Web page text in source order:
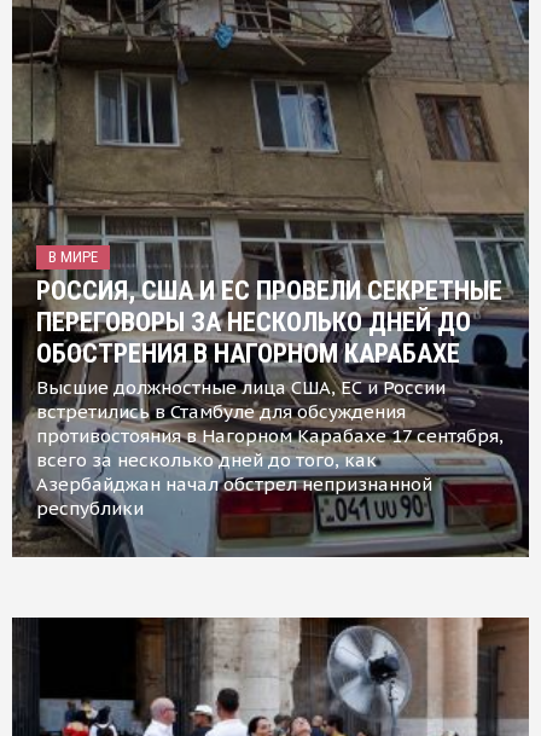
В МИРЕ
РОССИЯ, США И ЕС ПРОВЕЛИ СЕКРЕТНЫЕ
ПЕРЕГОВОРЫ ЗА НЕСКОЛЬКО ДНЕЙ ДО
ОБОСТРЕНИЯ В НАГОРНОМ КАРАБАХЕ
Высшие должностные лица США, ЕС и России
встретились в Стамбуле для обсуждения
противостояния в Нагорном Карабахе 17 сентября,
всего за несколько дней до того, как
Азербайджан начал обстрел непризнанной
республики